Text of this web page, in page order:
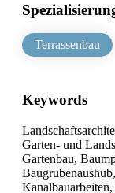
Terrassenbau
Keywords
Garten- und
Gartenbau,